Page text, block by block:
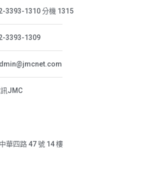
3393-1310 分機 1315
3393-1309
JMC
華四路 47 號 14 樓